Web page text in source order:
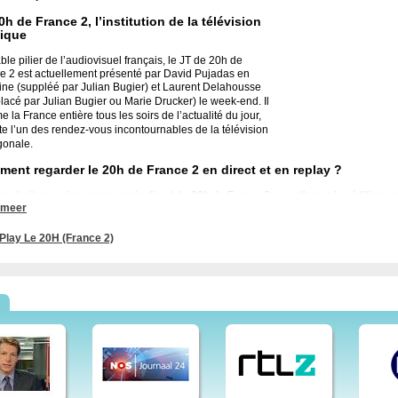
de France 2, l’institution de la télévision
pilier de l’audiovisuel français, le JT de 20h de
2 est actuellement présenté par David Pujadas en
(suppléé par Julian Bugier) et Laurent Delahousse
par Julian Bugier ou Marie Drucker) le week-end.
la France entière tous les soirs de l’actualité du jour,
l’un des rendez-vous incontournables de la télévision
regarder le 20h de France 2 en direct et en replay ?
souhaitez ne rien manquer du direct du 20h de France 2, ou rattraper les éditions
accédez d’un simple clic au streaming en direct ou à la VOD qui
pour accéder à son contenu et diffuse en replay gratuitement dans le
Le journal de 20H France2 - Pour les dernières actualités, regardez sur cette
Play Le 20H (France 2)